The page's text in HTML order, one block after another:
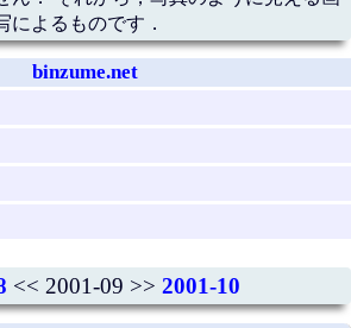
によるものです．
binzume.net
<< 2001-09 >> 2001-10